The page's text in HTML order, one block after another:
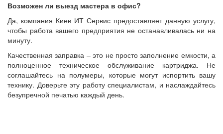
Возможен ли выезд мастера в офис?
Да, компания Киев ИТ Сервис предоставляет данную услугу,
чтобы работа вашего предприятия не останавливалась ни на
минуту.
Качественная заправка – это не просто заполнение емкости, а
полноценное техническое обслуживание картриджа. Не
соглашайтесь на полумеры, которые могут испортить вашу
технику. Доверьте эту работу специалистам, и наслаждайтесь
безупречной печатью каждый день.